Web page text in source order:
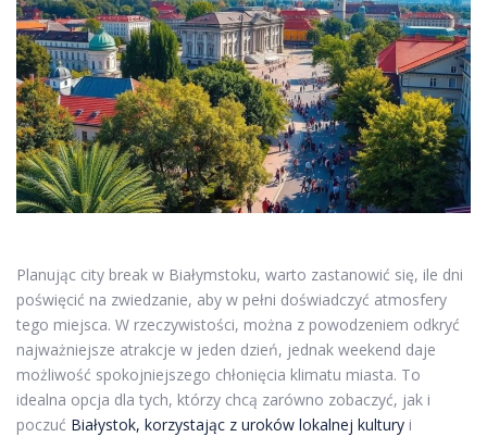
Planując city break w Białymstoku, warto zastanowić się, ile dni
poświęcić na zwiedzanie, aby w pełni doświadczyć atmosfery
tego miejsca. W rzeczywistości, można z powodzeniem odkryć
najważniejsze atrakcje w jeden dzień, jednak weekend daje
możliwość spokojniejszego chłonięcia klimatu miasta. To
idealna opcja dla tych, którzy chcą zarówno zobaczyć, jak i
poczuć Białystok, korzystając z uroków lokalnej kultury i